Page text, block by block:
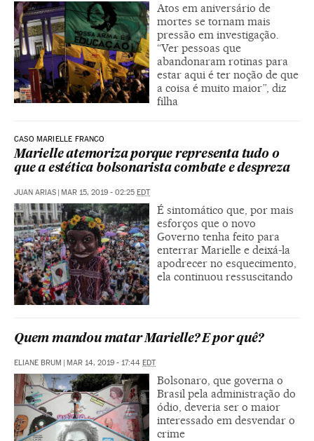
Atos em aniversário de
mortes se tornam mais
pressão em investigação.
“Ver pessoas que
abandonaram rotinas para
estar aqui é ter noção de que
a coisa é muito maior”, diz
filha
CASO MARIELLE FRANCO
Marielle atemoriza porque representa tudo o
que a estética bolsonarista combate e despreza
JUAN ARIAS | MAR 15, 2019 - 02:25 EDT
É sintomático que, por mais
esforços que o novo
Governo tenha feito para
enterrar Marielle e deixá-la
apodrecer no esquecimento,
ela continuou ressuscitando
Quem mandou matar Marielle? E por quê?
ELIANE BRUM | MAR 14, 2019 - 17:44 EDT
Bolsonaro, que governa o
Brasil pela administração do
ódio, deveria ser o maior
interessado em desvendar o
crime